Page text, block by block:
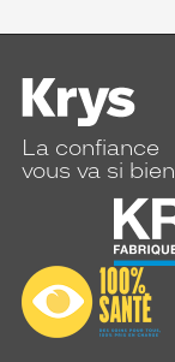
La confiance
vous va si bien